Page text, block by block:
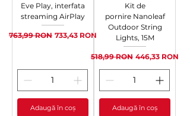
Eve Play, interfata
streaming AirPlay
Preț normal
763,99 RON Preț redus
733,43 RON
Adaugă în coș
Kit de
pornire Nanoleaf
Outdoor String
Lights, 15M
Preț normal
518,99 RON Preț redus
446,33 RON
Adaugă în coș